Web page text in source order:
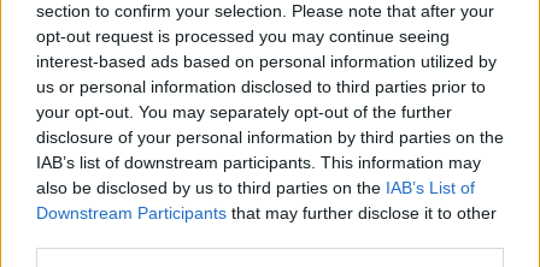
section to confirm your selection. Please note that after your
opt-out request is processed you may continue seeing
interest-based ads based on personal information utilized by
us or personal information disclosed to third parties prior to
your opt-out. You may separately opt-out of the further
disclosure of your personal information by third parties on the
IAB’s list of downstream participants. This information may
also be disclosed by us to third parties on the IAB’s List of
Downstream Participants that may further disclose it to other
προσωπικά δεδομένα ή να εγκαταστήσει κακόβουλο
λογισμικό στο τηλέφωνο του θύματος .